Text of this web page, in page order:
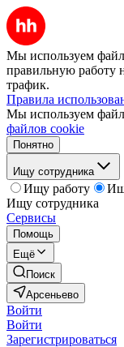
Мы используем
правильную работу
трафик.
Правила
Мы используем
файлов cookie
Понятно
Ищу сотрудника
Ищу работу
Ищу сотрудника
Сервисы
Помощь
Ещё
Поиск
Арсеньево
Войти
Войти
Зарегистрироваться